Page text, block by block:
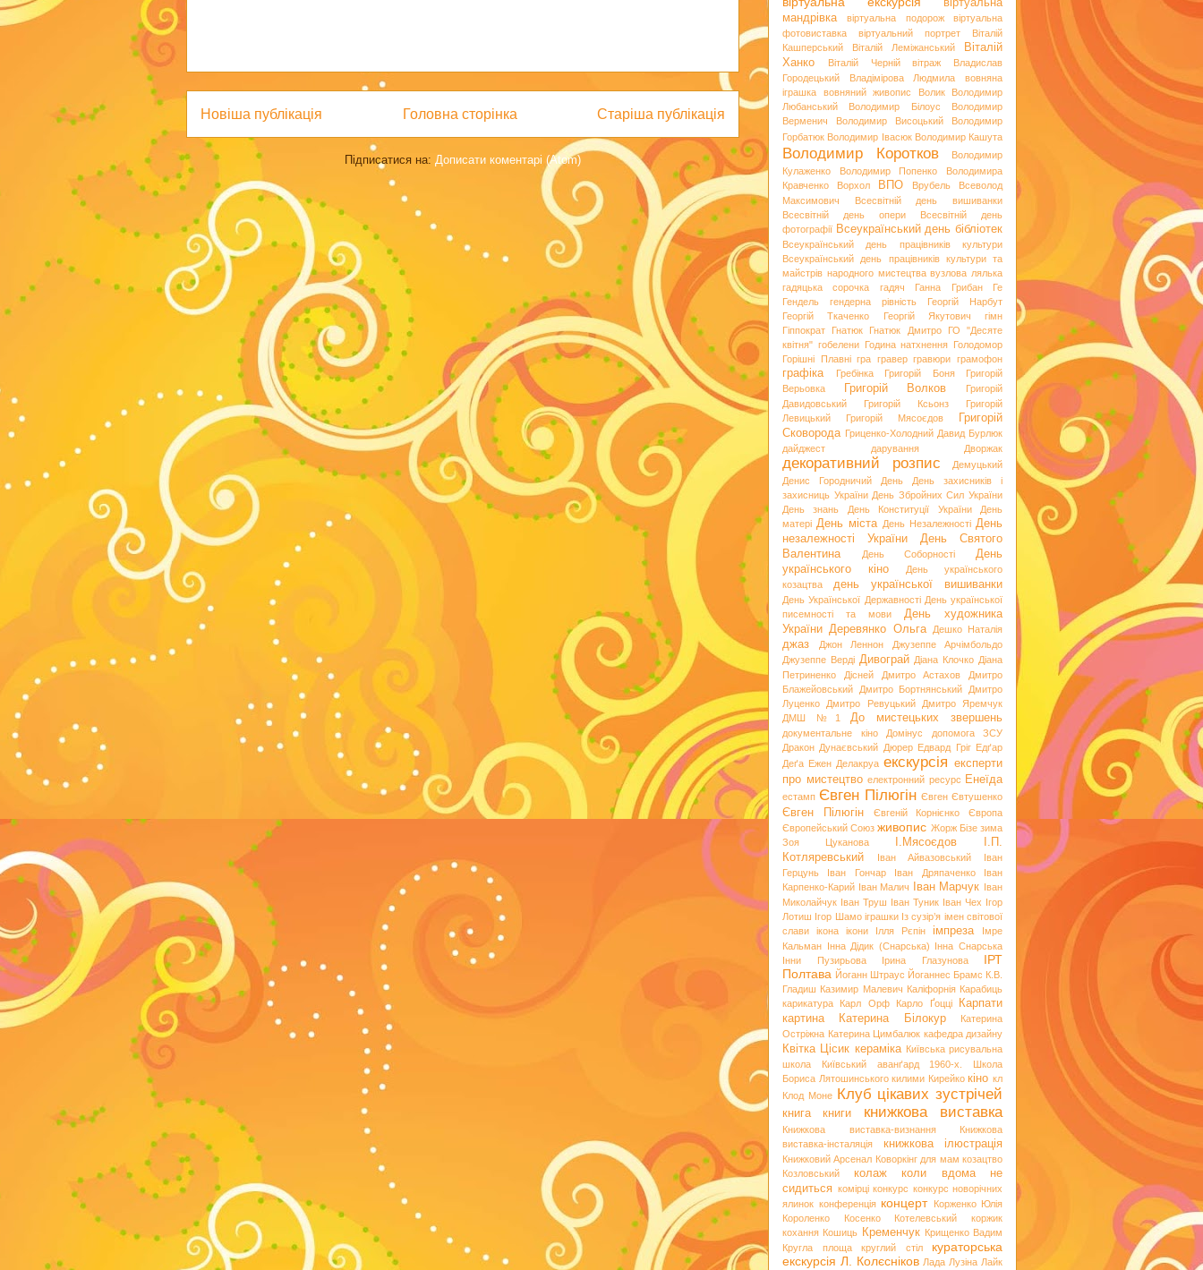
Новіша публікація Старіша публікація
Головна сторінка
Підписатися на: Дописати коментарі (Atom)
віртуальна
мандрівка
віртуальна подорож
віртуальна
фотовиставка
віртуальний портрет
Віталій
Кашперський
Віталій Леміжанський
Віталій
Ханко
Віталій Черній вітраж
Владислав
Городецький
Владімірова Людмила
вовняна
іграшка
вовняний живопис Волик
Володимир
Любанський
Володимир Білоус
Володимир
Верменич
Володимир Висоцький
Володимир
Горбатюк Володимир Івасюк Володимир Кашута
Володимир Коротков
Володимир
Кулаженко
Володимир Попенко
Володимира
Кравченко
Ворхол ВПО Врубель
Всеволод
Максимович
Всесвітній день вишиванки
Всесвітній день опери
Всесвітній день
фотографії Всеукраїнський день бібліотек
Всеукраїнський день працівників культури
Всеукраїнський день працівників культури та
майстрів народного мистецтва вузлова лялька
гадяцька сорочка
гадяч Ганна Грибан
Ге
Гендель
гендерна рівність
Георгій Нарбут
Георгій Ткаченко
Георгій Якутович
гімн
Гіппократ
Гнатюк Гнатюк Дмитро
ГО "Десяте
квітня" гобелени Година натхнення Голодомор
Горішні Плавні гра гравер гравюри грамофон
графіка Гребінка Григорій Боня
Григорій
Верьовка
Григорій Волков
Григорій
Давидовський
Григорій Ксьонз
Григорій
Левицький
Григорій Мясоєдов
Григорій
Сковорода Гриценко-Холодний Давид Бурлюк
дайджест
дарування Дворжак
декоративний розпис
Демуцький
Денис Городничий
День
День захисників і
захисниць України День Збройних Сил України
День знань
День Конституції України
День
матері День міста День Незалежності День
незалежності України
День Святого
Валентина
День Соборності
День
українського кіно
День українського
козацтва
день української вишиванки
День Української Державності День української
писемності та мови
День художника
України Деревянко Ольга Дешко Наталія
джаз Джон Леннон
Джузеппе Арчімбольдо
Джузеппе Верді Дивограй Діана Клочко Діана
Петриненко
Дісней Дмитро Астахов
Дмитро
Блажейовський
Дмитро Бортнянський
Дмитро
Луценко
Дмитро Ревуцький
Дмитро Яремчук
ДМШ №1
До мистецьких звершень
документальне кіно Домінус
допомога ЗСУ
Дракон Дунаєвський Дюрер Едвард Гріг Едґар
Деґа Ежен Делакруа екскурсія експерти
про мистецтво електронний ресурс Енеїда
естамп Євген Пілюгін Євген Євтушенко
Євген Пілюгін Євгеній Корнієнко
Європа
Європейський Союз живопис Жорж Бізе зима
Зоя Цуканова
І.Мясоєдов
І.П.
Котляревський
Іван Айвазовський
Іван
Герцунь
Іван Гончар Іван Дряпаченко
Іван
Карпенко-Карий Іван Малич Іван Марчук Іван
Миколайчук Іван Труш Іван Туник Іван Чех Ігор
Лотиш Ігор Шамо іграшки Із сузір’я імен світової
слави
ікона ікони Ілля Рєпін імпреза
Імре
Кальман Інна Дідик (Снарська) Інна Снарська
Інни Пузирьова
Ірина Глазунова
ІРТ
Полтава Йоганн Штраус Йоганнес Брамс К.В.
Гладиш Казимир Малевич Каліфорнія Карабиць
карикатура
Карл Орф Карло Ґоцці
Карпати
картина
Катерина Білокур
Катерина
Остріжна Катерина Цимбалюк кафедра дизайну
Квітка Цісик кераміка Київська рисувальна
школа
Київський аванґард 1960-х. Школа
Бориса Лятошинського килими Кирейко кіно кл
Клод Моне
Клуб цікавих зустрічей
книга книги книжкова виставка
Книжкова виставка-визнання
Книжкова
виставка-інсталяція
книжкова ілюстрація
Книжковий Арсенал Коворкінг для мам козацтво
Козловський
колаж
коли вдома не
сидиться комірці конкурс конкурс новорічних
ялинок конференція концерт
Корженко Юлія
Короленко
Косенко
Котелевський коржик
кохання Кошиць Кременчук Крищенко Вадим
Кругла площа
круглий стіл
кураторська
екскурсія Л. Колєсніков Лада Лузіна Лайк